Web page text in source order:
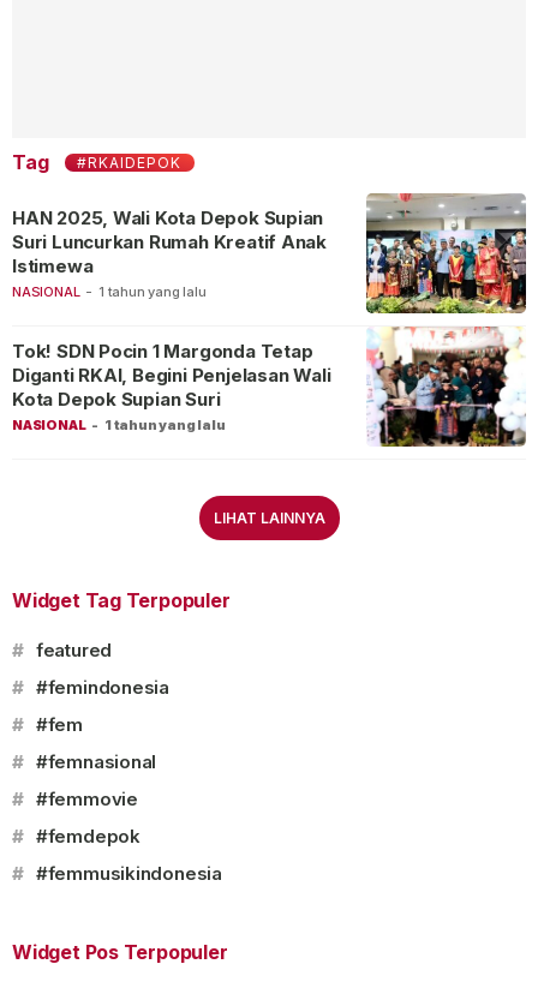
Tag #RKAIDEPOK
NASIONAL - 1 tahun yang lalu
HAN 2025, Wali Kota Depok Supian
Suri Luncurkan Rumah Kreatif Anak
Istimewa
NASIONAL - 1 tahun yang lalu
Tok! SDN Pocin 1 Margonda Tetap
Diganti RKAI, Begini Penjelasan Wali
Kota Depok Supian Suri
LIHAT LAINNYA
Widget Tag Terpopuler
# featured
# #femindonesia
# #fem
# #femnasional
# #femmovie
# #femdepok
# #femmusikindonesia
Widget Pos Terpopuler